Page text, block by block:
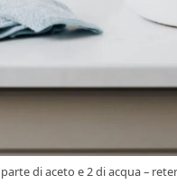
di aceto e 2 di acqua –